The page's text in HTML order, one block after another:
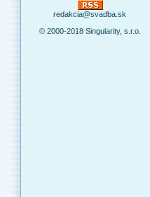
redakcia@svadba.sk
© 2000-2018 Singularity, s.r.o.